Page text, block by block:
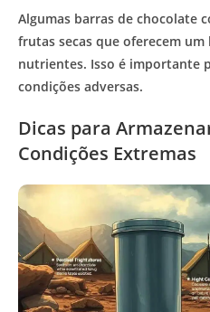
Algumas barras de chocolate
frutas secas que oferecem
nutrientes. Isso é importante
condições adversas.
Dicas para
Condições Extremas